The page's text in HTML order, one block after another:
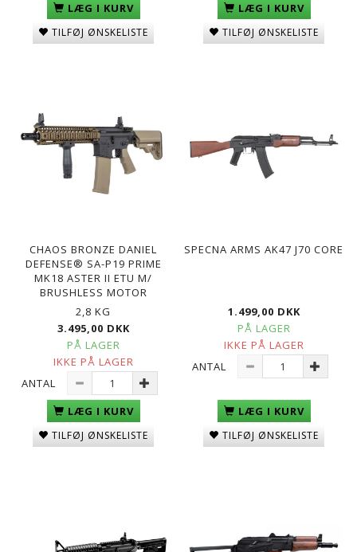
LÆG I KURV
TILFØJ ØNSKELISTE
LÆG I KURV
TILFØJ ØNSKELISTE
CHAOS BRONZE DANIEL
DEFENSE® SA-P19 PRIME
MK18 ASTER II ETU M/
BRUSHLESS MOTOR
2,8 KG
3.495,00 DKK
PÅ LAGER
IKKE PÅ LAGER
ANTAL
LÆG I KURV
TILFØJ ØNSKELISTE
SPECNA ARMS AK47 J70 CORE
1.499,00 DKK
PÅ LAGER
IKKE PÅ LAGER
ANTAL
LÆG I KURV
TILFØJ ØNSKELISTE